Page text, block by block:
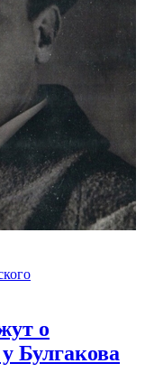
о
Булгакова